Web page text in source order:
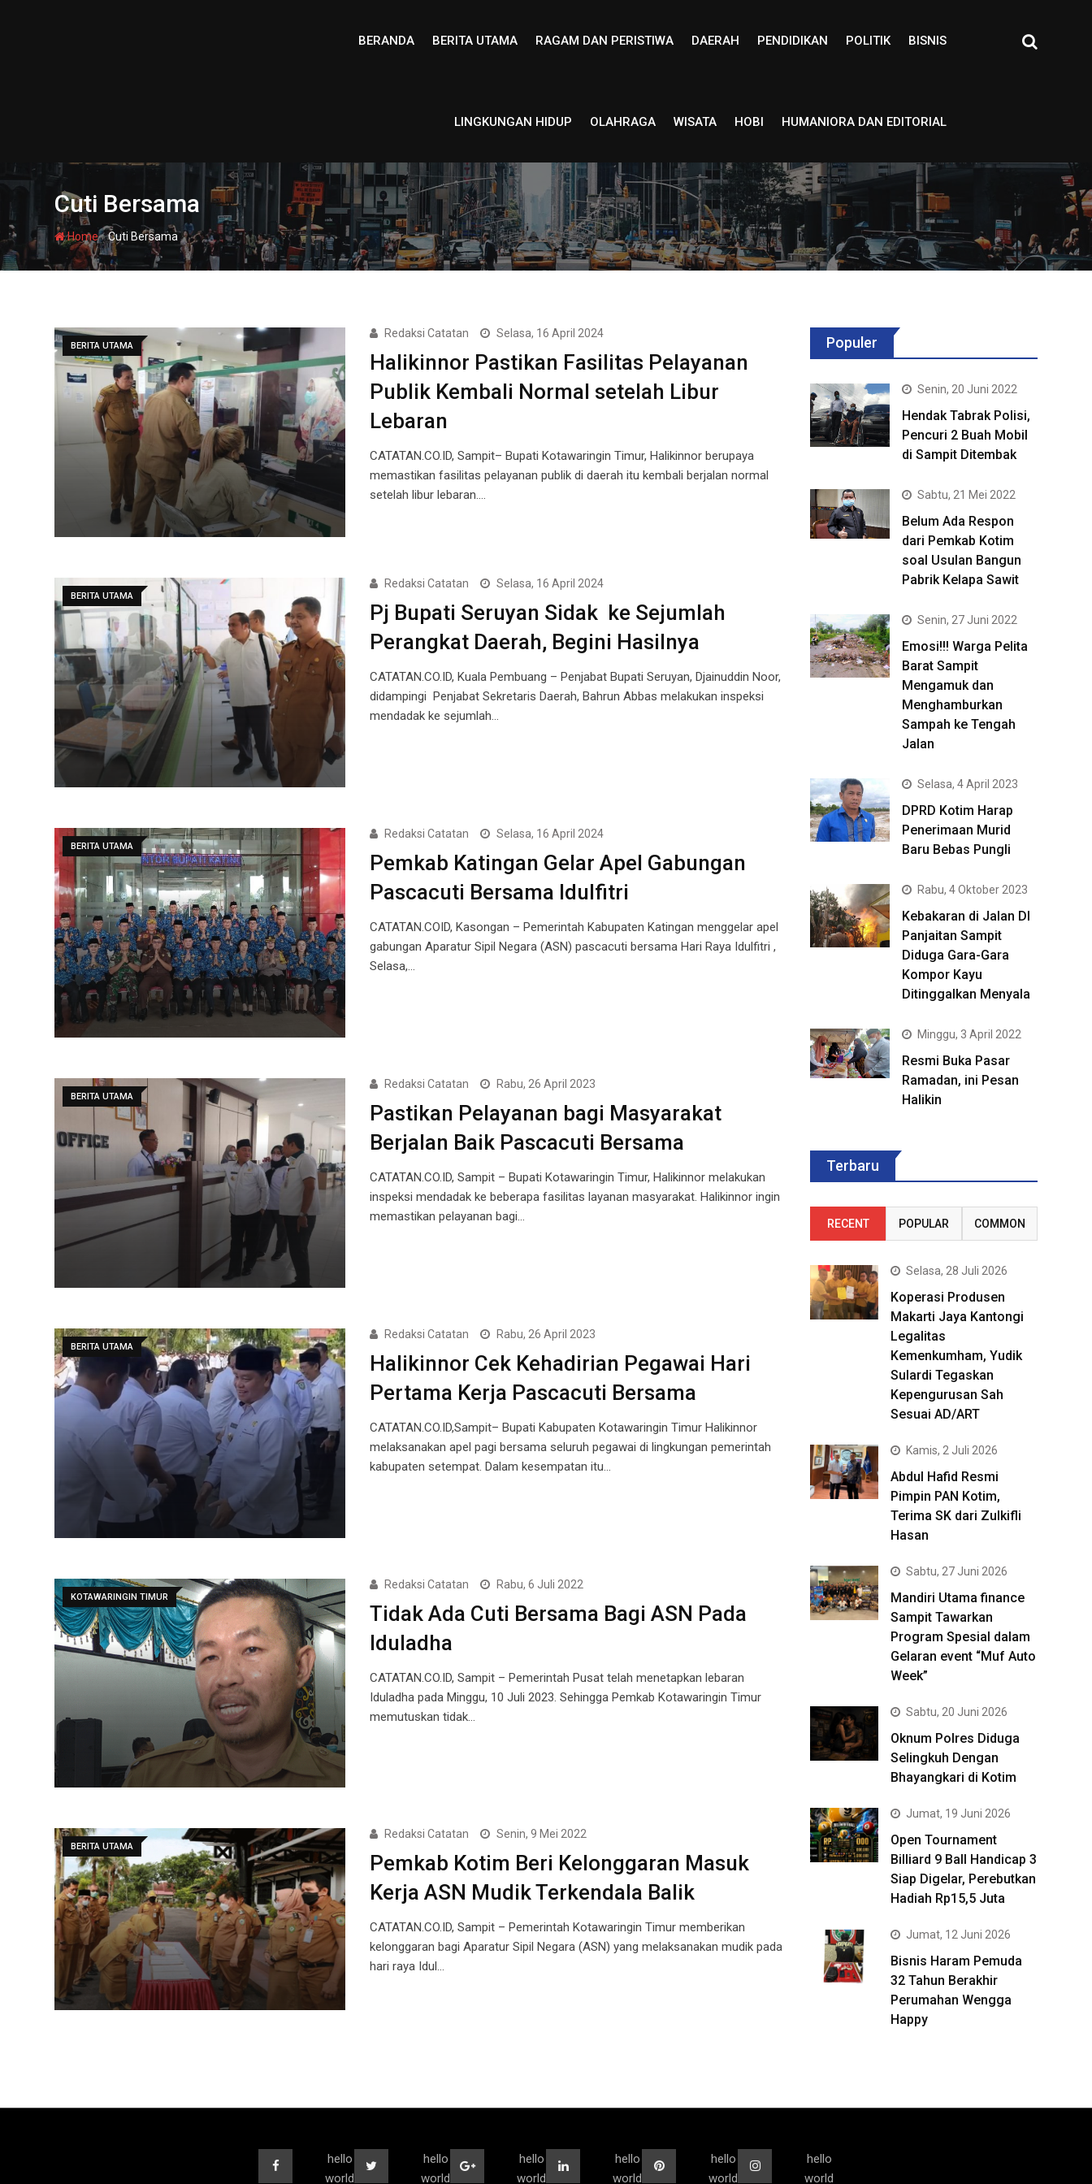
BERANDA BERITA UTAMA RAGAM DAN PERISTIWA DAERAH PENDIDIKAN POLITIK BISNIS
LINGKUNGAN HIDUP OLAHRAGA WISATA HOBI HUMANIORA DAN EDITORIAL
Cuti Bersama
Home-Cuti Bersama
BERITA UTAMA
Redaksi Catatan Selasa, 16 April 2024
Halikinnor Pastikan Fasilitas Pelayanan
Publik Kembali Normal setelah Libur
Lebaran
CATATAN.CO.ID, Sampit– Bupati Kotawaringin Timur, Halikinnor berupaya
memastikan fasilitas pelayanan publik di daerah itu kembali berjalan normal
setelah libur lebaran.…
BERITA UTAMA
Redaksi Catatan Selasa, 16 April 2024
Pj Bupati Seruyan Sidak ke Sejumlah
Perangkat Daerah, Begini Hasilnya
CATATAN.CO.ID, Kuala Pembuang – Penjabat Bupati Seruyan, Djainuddin Noor,
didampingi Penjabat Sekretaris Daerah, Bahrun Abbas melakukan inspeksi
mendadak ke sejumlah…
BERITA UTAMA
Redaksi Catatan Selasa, 16 April 2024
Pemkab Katingan Gelar Apel Gabungan
Pascacuti Bersama Idulfitri
CATATAN.COID, Kasongan – Pemerintah Kabupaten Katingan menggelar apel
gabungan Aparatur Sipil Negara (ASN) pascacuti bersama Hari Raya Idulfitri ,
Selasa,…
BERITA UTAMA
Redaksi Catatan Rabu, 26 April 2023
Pastikan Pelayanan bagi Masyarakat
Berjalan Baik Pascacuti Bersama
CATATAN.CO.ID, Sampit – Bupati Kotawaringin Timur, Halikinnor melakukan
inspeksi mendadak ke beberapa fasilitas layanan masyarakat. Halikinnor ingin
memastikan pelayanan bagi…
BERITA UTAMA
Redaksi Catatan Rabu, 26 April 2023
Halikinnor Cek Kehadirian Pegawai Hari
Pertama Kerja Pascacuti Bersama
CATATAN.CO.ID,Sampit– Bupati Kabupaten Kotawaringin Timur Halikinnor
melaksanakan apel pagi bersama seluruh pegawai di lingkungan pemerintah
kabupaten setempat. Dalam kesempatan itu…
KOTAWARINGIN TIMUR
Redaksi Catatan Rabu, 6 Juli 2022
Tidak Ada Cuti Bersama Bagi ASN Pada
Iduladha
CATATAN.CO.ID, Sampit – Pemerintah Pusat telah menetapkan lebaran
Iduladha pada Minggu, 10 Juli 2023. Sehingga Pemkab Kotawaringin Timur
memutuskan tidak…
BERITA UTAMA
Redaksi Catatan Senin, 9 Mei 2022
Pemkab Kotim Beri Kelonggaran Masuk
Kerja ASN Mudik Terkendala Balik
CATATAN.CO.ID, Sampit – Pemerintah Kotawaringin Timur memberikan
kelonggaran bagi Aparatur Sipil Negara (ASN) yang melaksanakan mudik pada
hari raya Idul…
Populer
Senin, 20 Juni 2022
Hendak Tabrak Polisi,
Pencuri 2 Buah Mobil
di Sampit Ditembak
Sabtu, 21 Mei 2022
Belum Ada Respon
dari Pemkab Kotim
soal Usulan Bangun
Pabrik Kelapa Sawit
Senin, 27 Juni 2022
Emosi!!! Warga Pelita
Barat Sampit
Mengamuk dan
Menghamburkan
Sampah ke Tengah
Jalan
Selasa, 4 April 2023
DPRD Kotim Harap
Penerimaan Murid
Baru Bebas Pungli
Rabu, 4 Oktober 2023
Kebakaran di Jalan DI
Panjaitan Sampit
Diduga Gara-Gara
Kompor Kayu
Ditinggalkan Menyala
Minggu, 3 April 2022
Resmi Buka Pasar
Ramadan, ini Pesan
Halikin
Terbaru
RECENT POPULAR COMMON
Selasa, 28 Juli 2026
Koperasi Produsen
Makarti Jaya Kantongi
Legalitas
Kemenkumham, Yudik
Sulardi Tegaskan
Kepengurusan Sah
Sesuai AD/ART
Kamis, 2 Juli 2026
Abdul Hafid Resmi
Pimpin PAN Kotim,
Terima SK dari Zulkifli
Hasan
Sabtu, 27 Juni 2026
Mandiri Utama finance
Sampit Tawarkan
Program Spesial dalam
Gelaran event “Muf Auto
Week”
Sabtu, 20 Juni 2026
Oknum Polres Diduga
Selingkuh Dengan
Bhayangkari di Kotim
Jumat, 19 Juni 2026
Open Tournament
Billiard 9 Ball Handicap 3
Siap Digelar, Perebutkan
Hadiah Rp15,5 Juta
Jumat, 12 Juni 2026
Bisnis Haram Pemuda
32 Tahun Berakhir
Perumahan Wengga
Happy
hello
world
hello
world
hello
world
hello
world
hello
world
hello
world